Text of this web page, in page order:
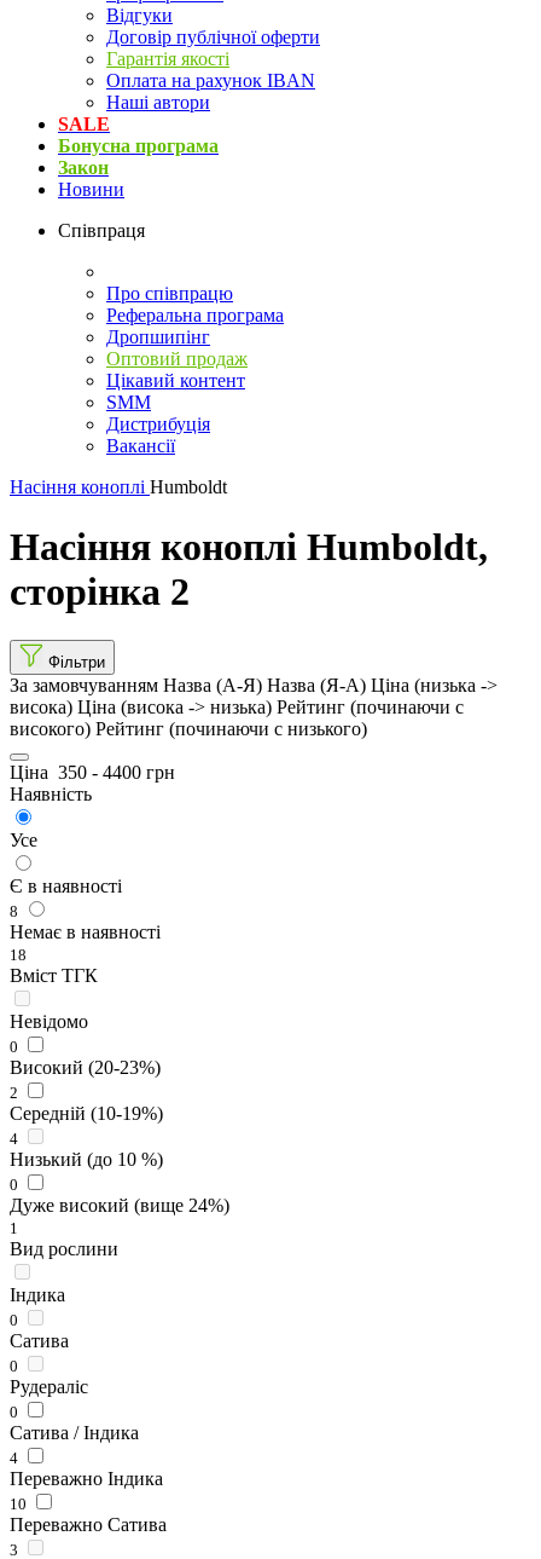
Відгуки
Договір публічної оферти
Гарантія якості
Оплата на рахунок IBAN
Наші автори
SALE
Бонусна програма
Закон
Новини
Співпраця
Про співпрацю
Реферальна програма
Дропшипінг
Оптовий продаж
Цікавий контент
SMM
Дистрибуція
Вакансії
Насіння коноплі Humboldt
Насіння коноплі Humboldt,
сторінка 2
Фільтри
За замовчуванням Назва (А-Я) Назва (Я-А) Ціна (низька ->
висока) Ціна (висока -> низька) Рейтинг (починаючи с
високого) Рейтинг (починаючи с низького)
Ціна 350 - 4400 грн
Наявність
Усе
Є в наявності
8
Немає в наявності
18
Вміст ТГК
Невідомо
0
Високий (20-23%)
2
Середній (10-19%)
4
Низький (до 10 %)
0
Дуже високий (вище 24%)
1
Вид рослини
Індика
0
Сатива
0
Рудераліс
0
Сатива / Індика
4
Переважно Індика
10
Переважно Сатива
3